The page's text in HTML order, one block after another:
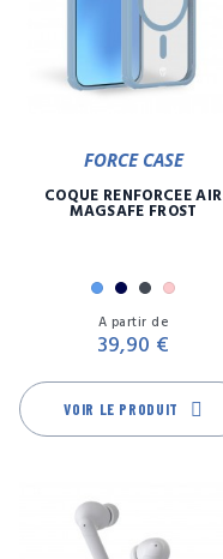
FORCE CASE
COQUE RENFORCÉE AIR
MAGSAFE FROST
BleuMarine
NoirRose
A partir de
39,90 €
VOIR LE PRODUIT